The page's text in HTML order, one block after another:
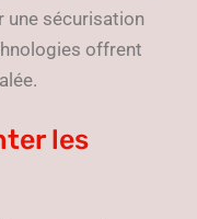
une sécurisation
offrent
les